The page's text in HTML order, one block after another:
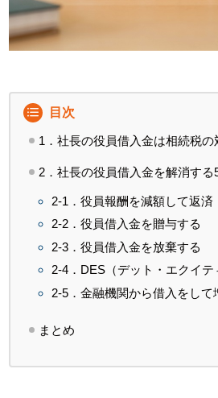
目次
1．社長の役員借入金は相続税の
2．社長の役員借入金を解消する
2-1．役員報酬を減額して返済
2-2．役員借入金を贈与する
2-3．役員借入金を放棄する
2-4．DES（デット・エクイ
2-5．金融機関から借入をして
まとめ